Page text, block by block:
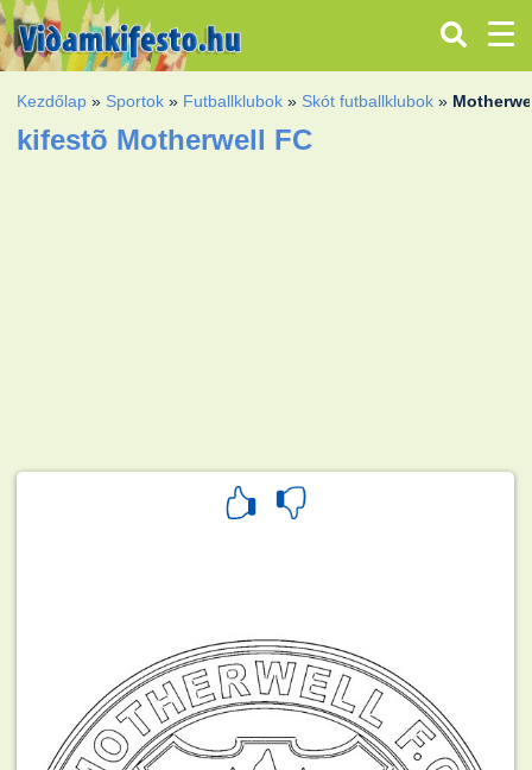
Kezdőlap » Sportok » Futballklubok » Skót futballklubok »
kifestõ Motherwell FC